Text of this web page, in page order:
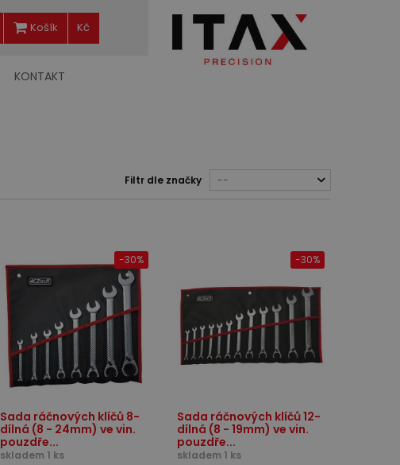
Kč
Košík
KONTAKT
Filtr dle značky --
Sada ráčnových klíčů 8-
dílná (8 - 24mm) ve vin.
pouzdře...
skladem 1 ks
-30%
Sada ráčnových klíčů 12-
dílná (8 - 19mm) ve vin.
pouzdře...
skladem 1 ks
-30%